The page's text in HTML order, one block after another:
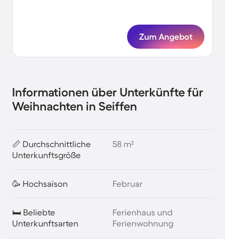
Zum Angebot
Informationen über Unterkünfte für
Weihnachten in Seiffen
📏 Durchschnittliche
Unterkunftsgröße
58 m²
🥳 Hochsaison Februar
🛏️ Beliebte
Unterkunftsarten
Ferienhaus und
Ferienwohnung